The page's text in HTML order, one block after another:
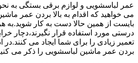
عمر لباسشویی و لوازم برقی بستگی به
می خواهید که اقدام به بالا بردن عمر
بایست از همین حالا دست به کار شوید.به
درستی مورد استفاده قرار نگیرند،دچار
بردن عمر ماشین لباسشویی را ذکر می